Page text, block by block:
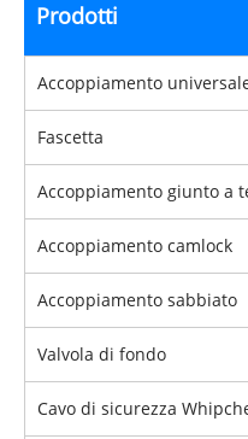
Prodotti
Accoppiamento
Fascetta
Accoppiamento giunto a
Accoppiamento camlock
Accoppiamento sabbiato
Valvola di fondo
Cavo di sicurezza